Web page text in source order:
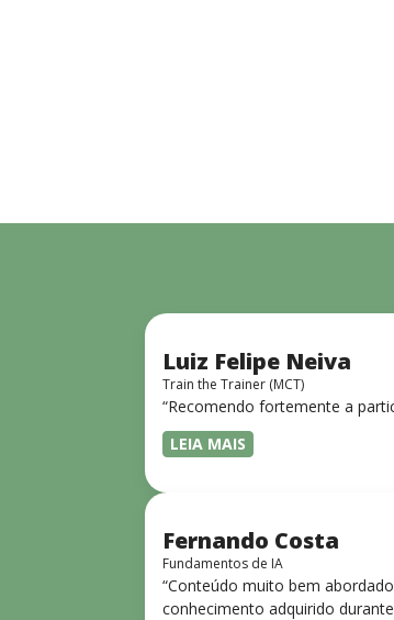
Luiz Felipe Neiva
Train the Trainer (MCT)
“Recomendo fortemente a
LEIA MAIS
Fernando Costa
Fundamentos de IA
“Conteúdo muito bem
conhecimento adquirido